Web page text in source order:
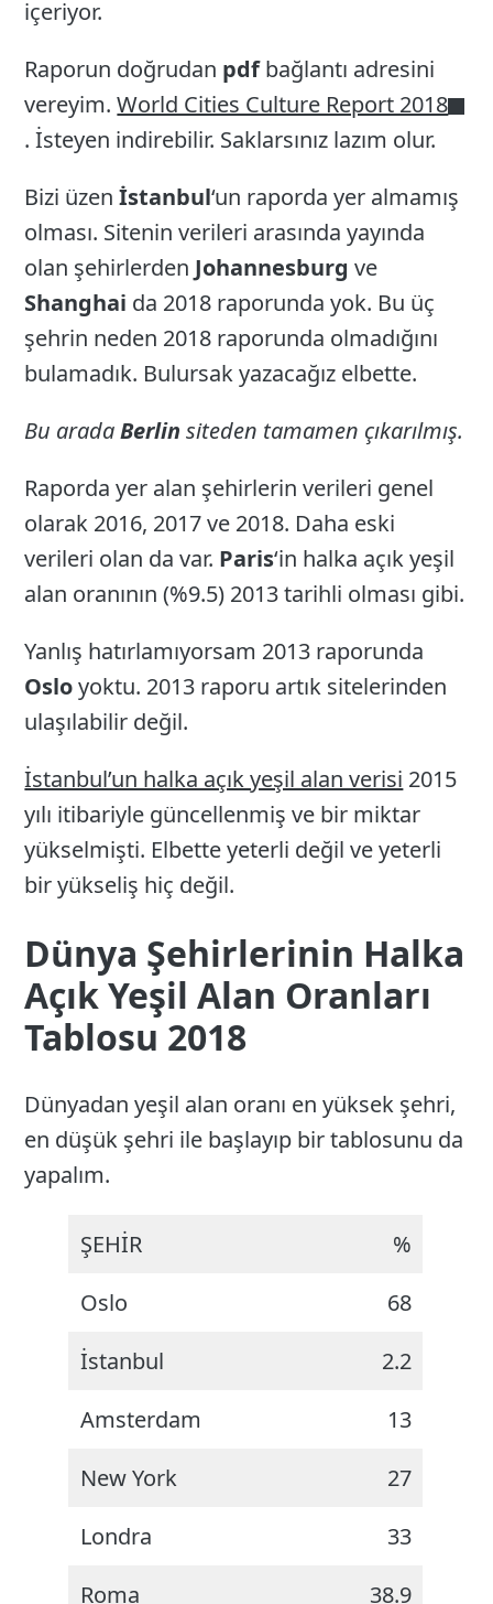
içeriyor.
Raporun doğrudan pdfbağlantı adresini
vereyim.World Cities Culture Report 2018
. İsteyen indirebilir. Saklarsınız lazım olur.
Bizi üzenİstanbul‘un raporda yer almamış
olması. Sitenin verileri arasında yayında
olan şehirlerden Johannesburg ve
Shanghai da 2018 raporunda yok. Bu üç
şehrin neden 2018 raporunda olmadığını
bulamadık. Bulursak yazacağız elbette.
Bu aradaBerlin siteden tamamen çıkarılmış.
Raporda yer alan şehirlerin verileri genel
olarak 2016, 2017 ve 2018. Daha eski
verileri olan da var. Paris‘in halka açık yeşil
alan oranının (%9.5) 2013 tarihli olması gibi.
Yanlış hatırlamıyorsam 2013 raporunda
Osloyoktu. 2013 raporu artık sitelerinden
ulaşılabilir değil.
İstanbul’un halka açık yeşil alan verisi 2015
yılı itibariyle güncellenmiş ve bir miktar
yükselmişti. Elbette yeterli değil ve yeterli
bir yükseliş hiç değil.
Dünya Şehirlerinin Halka
Açık Yeşil Alan Oranları
Tablosu 2018
Dünyadan yeşil alan oranı en yüksek şehri,
en düşük şehri ile başlayıp bir tablosunu da
yapalım.
ŞEHİR
%
Oslo
68
İstanbul
2.2
Amsterdam
13
New York
27
Londra
33
Roma
38.9